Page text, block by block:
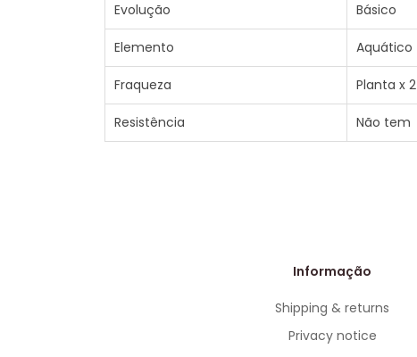
Evolução Básico
Elemento Aquático
Fraqueza Planta x 2
Resistência Não tem
Informação
Shipping & returns
Privacy notice